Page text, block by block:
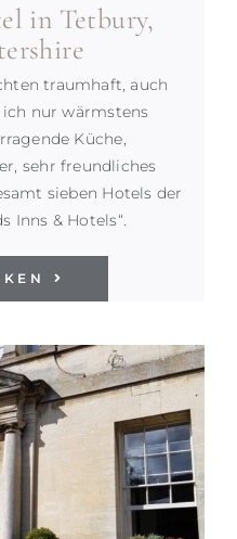
in Tetbury,
traumhaft, auch
ich nur wärmstens
Küche,
sehr freundliches
sieben Hotels der
Inns & Hotels“.